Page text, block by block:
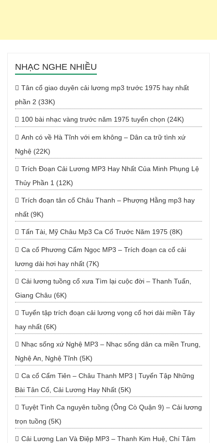
NHẠC NGHE NHIỀU
Tân cổ giao duyên cải lương mp3 trước 1975 hay nhất
phần 2 (33K)
100 bài nhạc vàng trước năm 1975 tuyển chọn (24K)
Anh có về Hà Tĩnh với em không – Dân ca trữ tình xứ
Nghệ (22K)
Trích Đoạn Cải Lương MP3 Hay Nhất Của Minh Phụng Lệ
Thủy Phần 1 (12K)
Trích đoạn tân cổ Châu Thanh – Phượng Hằng mp3 hay
nhất (9K)
Tấn Tài, Mỹ Châu Mp3 Ca Cổ Trước Năm 1975 (8K)
Ca cổ Phương Cẩm Ngọc MP3 – Trích đoạn ca cổ cải
lương dài hơi hay nhất (7K)
Cải lương tuồng cổ xưa Tìm lại cuộc đời – Thanh Tuấn,
Giang Châu (6K)
Tuyển tập trích đoạn cải lương vọng cổ hơi dài miền Tây
hay nhất (6K)
Nhạc sống xứ Nghệ MP3 – Nhạc sống dân ca miền Trung,
Nghệ An, Nghệ Tĩnh (5K)
Ca cổ Cẩm Tiên – Châu Thanh MP3 | Tuyển Tập Những
Bài Tân Cổ, Cải Lương Hay Nhất (5K)
Tuyệt Tình Ca nguyên tuồng (Ông Cò Quận 9) – Cải lương
trọn tuồng (5K)
Cải Lương Lan Và Điệp MP3 – Thanh Kim Huệ, Chí Tâm